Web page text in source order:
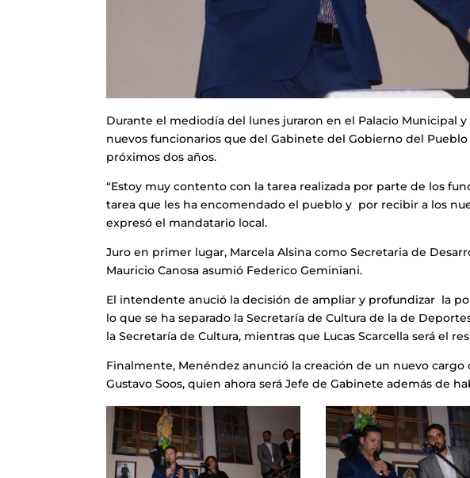
Durante el mediodía del lunes juraron en el Palacio Municipal
nuevos funcionarios que del Gabinete del Gobierno del
próximos dos años.
“Estoy muy contento con la tarea realizada por parte de los
tarea que les ha encomendado el pueblo y por recibir a los
expresó el mandatario local.
Juro en primer lugar, Marcela Alsina como Secretaria de
Mauricio Canosa asumió Federico Geminiani.
El intendente anució la decisión de ampliar y profundizar la
lo que se ha separado la Secretaría de Cultura de la de
la Secretaría de Cultura, mientras que Lucas Scarcella será el
Finalmente, Menéndez anunció la creación de un nuevo
Gustavo Soos, quien ahora será Jefe de Gabinete además de